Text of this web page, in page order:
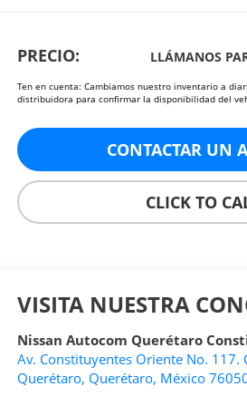
PRECIO: LLÁMANOS
Ten en cuenta: Cambiamos nuestro inventario a
distribuidora para confirmar la disponibilidad del
CONTACTAR UN
CLICK TO
VISITA NUESTRA
Nissan Autocom Querétaro
Av. Constituyentes Oriente No. 117.
Querétaro, Querétaro, México